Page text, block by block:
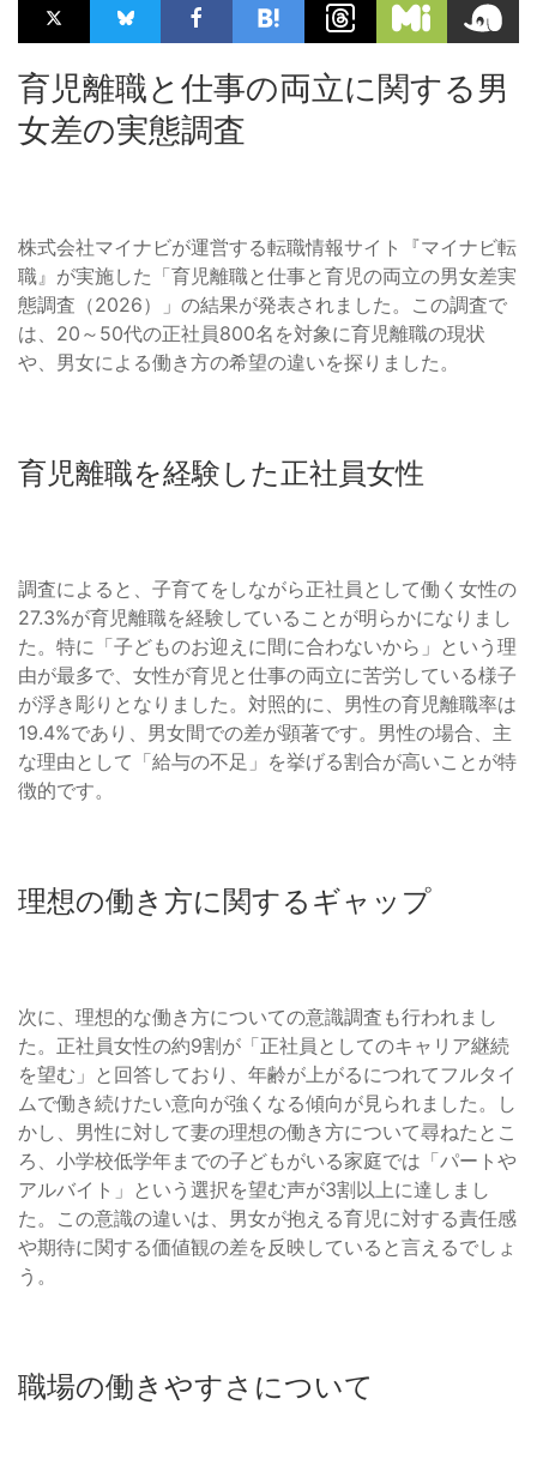
育児離職と仕事の両立に関する男
女差の実態調査
株式会社マイナビが運営する転職情報サイト『マイナビ転
職』が実施した「育児離職と仕事と育児の両立の男女差実
態調査（2026）」の結果が発表されました。この調査で
は、20～50代の正社員800名を対象に育児離職の現状
や、男女による働き方の希望の違いを探りました。
育児離職を経験した正社員女性
調査によると、子育てをしながら正社員として働く女性の
27.3%が育児離職を経験していることが明らかになりまし
た。特に「子どものお迎えに間に合わないから」という理
由が最多で、女性が育児と仕事の両立に苦労している様子
が浮き彫りとなりました。対照的に、男性の育児離職率は
19.4%であり、男女間での差が顕著です。男性の場合、主
な理由として「給与の不足」を挙げる割合が高いことが特
徴的です。
理想の働き方に関するギャップ
次に、理想的な働き方についての意識調査も行われまし
た。正社員女性の約9割が「正社員としてのキャリア継続
を望む」と回答しており、年齢が上がるにつれてフルタイ
ムで働き続けたい意向が強くなる傾向が見られました。し
かし、男性に対して妻の理想の働き方について尋ねたとこ
ろ、小学校低学年までの子どもがいる家庭では「パートや
アルバイト」という選択を望む声が3割以上に達しまし
た。この意識の違いは、男女が抱える育児に対する責任感
や期待に関する価値観の差を反映していると言えるでしょ
う。
職場の働きやすさについて